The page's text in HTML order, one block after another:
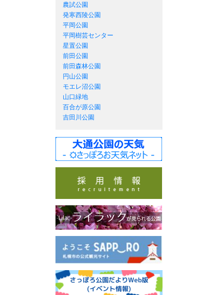
農試公園
発寒西陵公園
平岡公園
平岡樹芸センター
星置公園
前田公園
前田森林公園
円山公園
モエレ沼公園
山口緑地
百合が原公園
吉田川公園